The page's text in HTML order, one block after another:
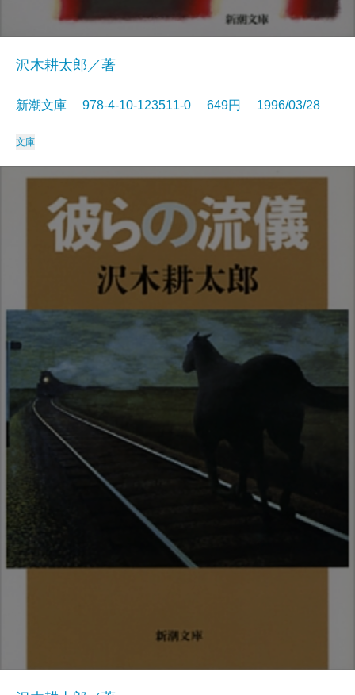
沢木耕太郎／著
新潮文庫 978-4-10-123511-0 649円 1996/03/28
文庫